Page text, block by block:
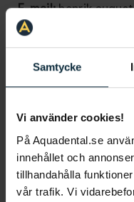
Samtycke
Vi använder cookies!
På Aquadental.se
innehållet och
tillhandahålla
vår trafik. Vi
E-mail:
Har du frågor
Information